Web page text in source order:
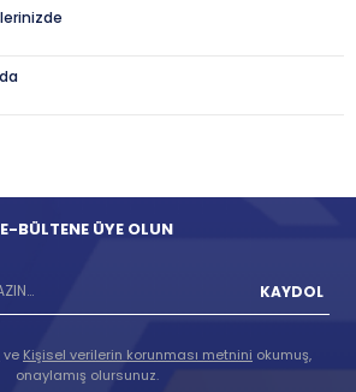
E-BÜLTENE ÜYE OLUN
KAYDOL
ve Kişisel verilerin korunması metnini okumuş,
onaylamış olursunuz.